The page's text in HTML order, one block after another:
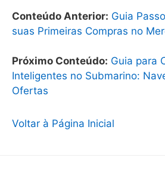
Conteúdo Anterior: Guia
suas Primeiras Compras no
Próximo Conteúdo: Guia para
Inteligentes no Submarino:
Ofertas
Voltar à Página Inicial